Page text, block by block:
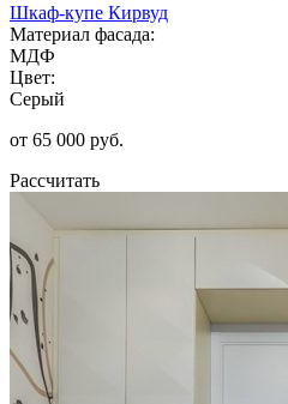
Шкаф-купе Кирвуд
Материал фасада:
МДФ
Цвет:
Серый
от 65 000 руб.
Рассчитать